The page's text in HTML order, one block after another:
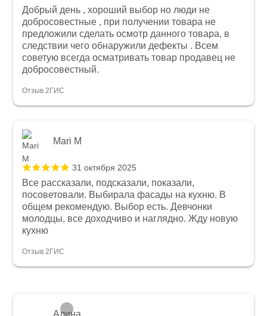
Добрый день , хороший выбор но люди не
добросовестные , при получении товара не
предложили сделать осмотр данного товара, в
следствии чего обнаружили дефекты . Всем
советую всегда осматривать товар продавец не
добросовестный.
Отзыв 2ГИС
Mari M
31 октября 2025
Все рассказали, подсказали, показали,
посоветовали. Выбирала фасады на кухню. В
общем рекомендую. Выбор есть. Девчонки
молодцы, все доходчиво и наглядно. Жду новую
кухню
Отзыв 2ГИС
Алина .